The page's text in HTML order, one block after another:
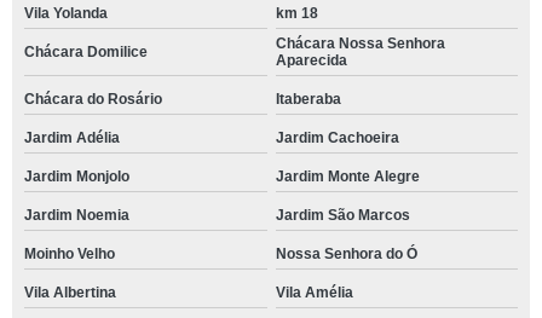
Vila Yolanda km 18
Chácara Domilice
Chácara Nossa Senhora
Aparecida
Chácara do Rosário Itaberaba
Jardim Adélia Jardim Cachoeira
Jardim Monjolo Jardim Monte Alegre
Jardim Noemia Jardim São Marcos
Moinho Velho Nossa Senhora do Ó
Vila Albertina Vila Amélia